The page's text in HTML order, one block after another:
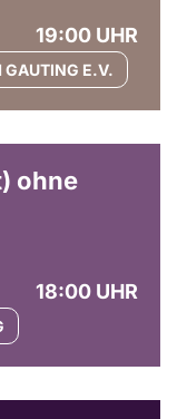
19:00 UHR
GAUTING E.V.
ohne
18:00 UHR